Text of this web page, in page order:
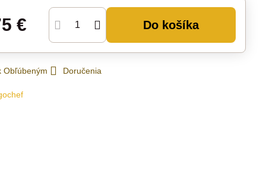
€ Do košíka
Obľúbeným Doručenia